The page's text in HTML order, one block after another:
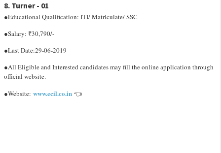
8. Turner - 01
●Educational Qualification: ITI/ Matriculate/ SSC
●Salary: ₹30,790/-
●Last Date:29-06-2019
●All Eligible and Interested candidates may fill the online application through
official website.
●Website: www.ecil.co.in 👈